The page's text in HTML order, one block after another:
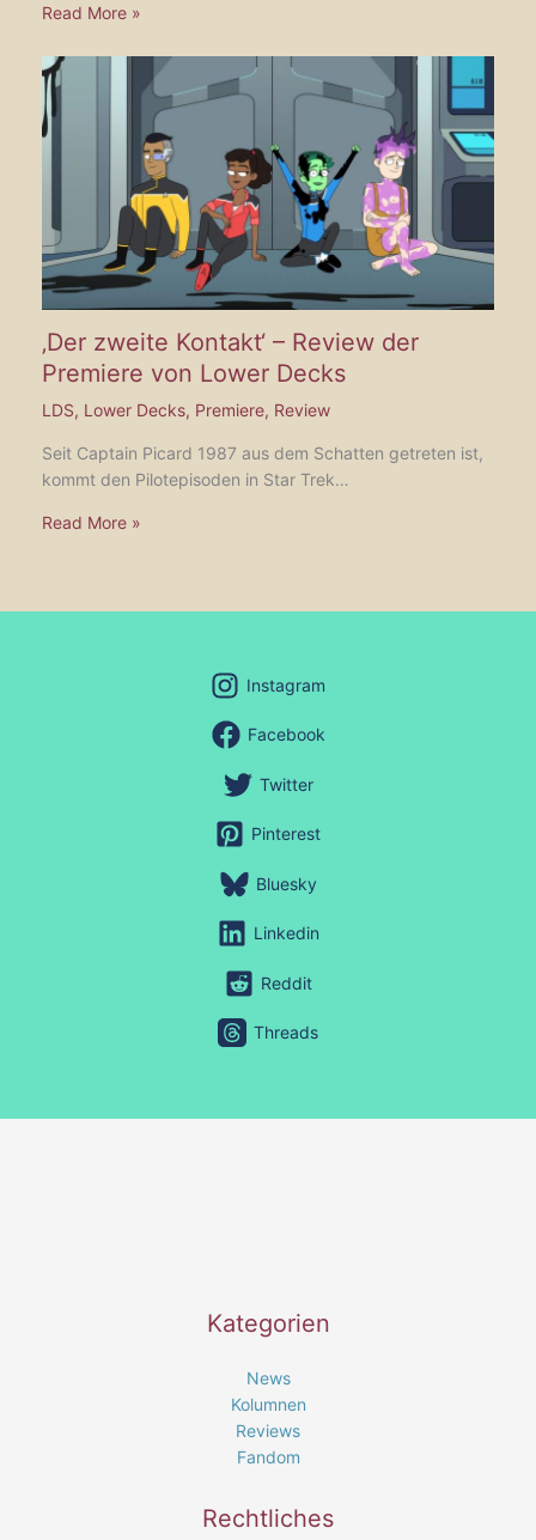
Read More »
‚Der zweite Kontakt‘ – Review der
Premiere von Lower Decks
LDS, Lower Decks, Premiere, Review
Seit Captain Picard 1987 aus dem Schatten getreten ist,
kommt den Pilotepisoden in Star Trek…
Read More »
Instagram
Facebook
Twitter
Pinterest
Bluesky
Linkedin
Reddit
Threads
Kategorien
News
Kolumnen
Reviews
Fandom
Rechtliches